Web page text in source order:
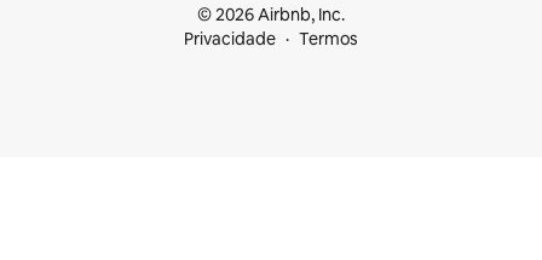
© 2026 Airbnb, Inc.
Privacidade
Termos